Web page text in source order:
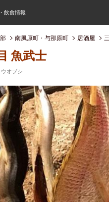
飲食情報
南風原町・与那原町 居酒屋
魚武士
オブシ